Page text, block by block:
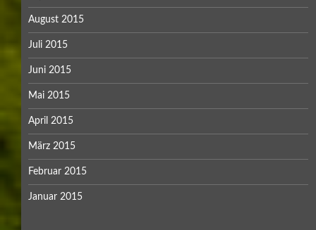
August 2015
Juli 2015
Juni 2015
Mai 2015
April 2015
März 2015
Februar 2015
Januar 2015